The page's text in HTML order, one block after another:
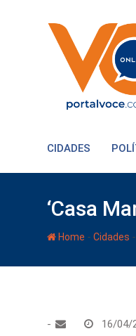
CIDADES
‘Casa
Home - Cidades -
- 16/04/